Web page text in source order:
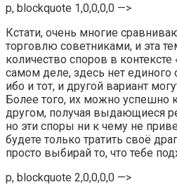
p, blockquote 1,0,0,0,0 —>
Кстати, очень многие
торговлю советниками, и эта
количество споров в
самом деле, здесь нет единого
ибо и тот, и другой вариант
Более того, их можно успешно
другом, получая выдающиеся
но эти споры ни к чему не
будете только тратить своё
просто выбирай то, что тебе
p, blockquote 2,0,0,0,0 —>